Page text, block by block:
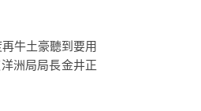
牛土豪聽到要用
洲局局長金井正